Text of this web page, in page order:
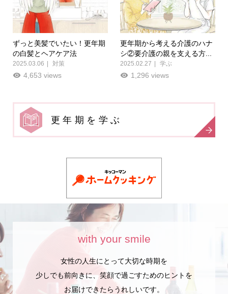
ずっと美髪でいたい！更年期
の白髪とヘアケア法
2025.03.06 対策
4,653 views
更年期から考える介護のハナ
シ②要介護の親を支える方...
2025.02.27 学ぶ
1,296 views
更年期を学ぶ
with your smile
女性の人生にとって大切な時期を
少しでも前向きに、笑顔で過ごすためのヒントを
お届けできたらうれしいです。